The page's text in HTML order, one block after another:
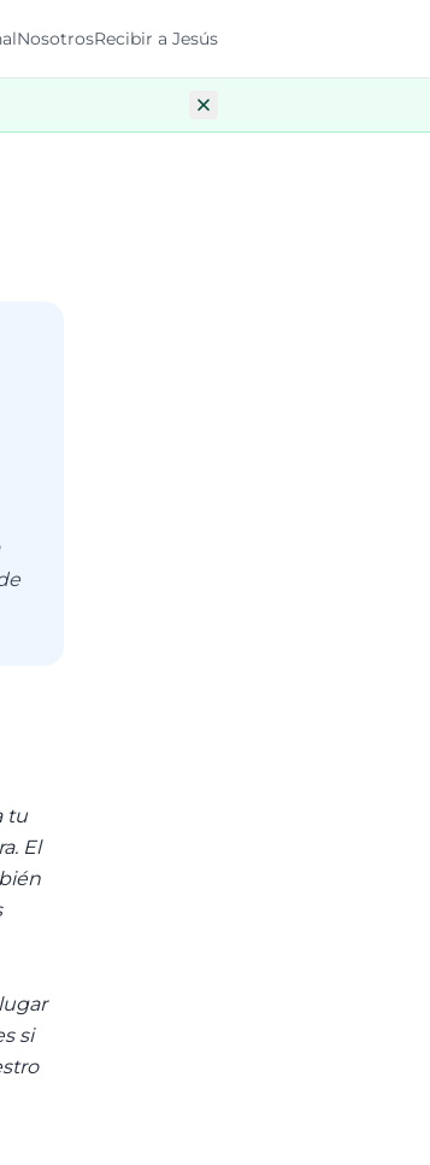
NosotrosRecibir a Jesús
tu
El
si